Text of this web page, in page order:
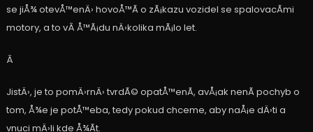
se jiÅ¾ otevÅ™enÄ› hovoÅ™Ã­ o zÃ¡kazu vozidel se spalovacÃ­mi
motory, a to vÂ Å™Ã¡du nÄ›kolika mÃ¡lo let.
Â
JistÄ›, je to pomÄ›rnÄ› tvrdÃ© opatÅ™enÃ­, avÅ¡ak nenÃ­ pochyb o
tom, Å¾e je potÅ™eba, tedy pokud chceme, aby naÅ¡e dÄ›ti a
vnuci mÄ›li kde Å¾Ã­t.